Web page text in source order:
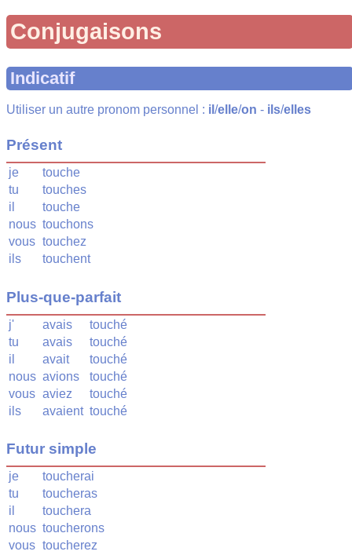
Conjugaisons
Indicatif
Utiliser un autre pronom personnel : il /elle/on - ils/elles
Présent
je
touche
tu
touches
il
touche
nous touchons
vous touchez
ils
touchent
Plus-que-parfait
j' avais
touché
tu
avais
touché
il
avait
touché
nous avions
touché
vous aviez
touché
ils
avaient touché
Futur simple
je
toucherai
tu
toucheras
il
touchera
nous toucherons
vous toucherez